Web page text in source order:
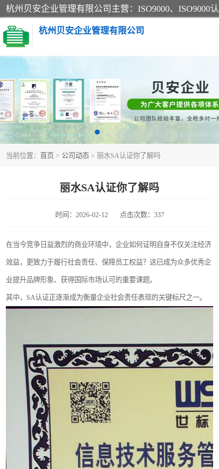
杭州贝安企业管理有限公司
当前位置： 首页 > 公司动态 > 丽水SA认证你了解吗
丽水SA认证你了解吗
时间：2026-02-12 点击次数：337
在当今竞争日益激烈的商业环境中，企业如何证明自身不仅关注经济
效益，更致力于履行社会责任、保障员工权益？这已成为众多优秀企
业提升品牌形象、获得国际市场认可的重要课题。
其中，SA认证正逐渐成为衡量企业社会责任表现的关键标尺之一。
CE认证
SA认证
OHSAS18001认证
45001认证